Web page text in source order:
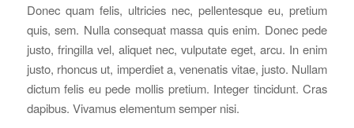
Donec quam felis, ultricies nec, pellentesque eu, pretium
quis, sem. Nulla consequat massa quis enim. Donec pede
justo, fringilla vel, aliquet nec, vulputate eget, arcu. In enim
justo, rhoncus ut, imperdiet a, venenatis vitae, justo. Nullam
dictum felis eu pede mollis pretium. Integer tincidunt. Cras
dapibus. Vivamus elementum semper nisi.